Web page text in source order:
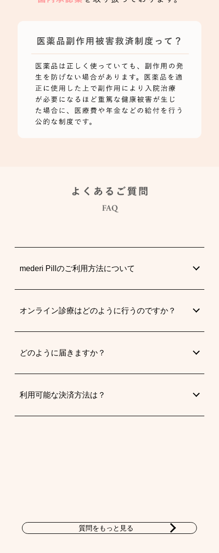
mederi Pillのご利用方法について
オンライン診療はどのように行うのですか？
どのように届きますか？
利用可能な決済方法は？
質問をもっと見る